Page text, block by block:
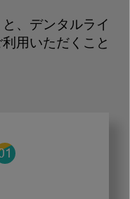
、デンタルライ
用いただくこと